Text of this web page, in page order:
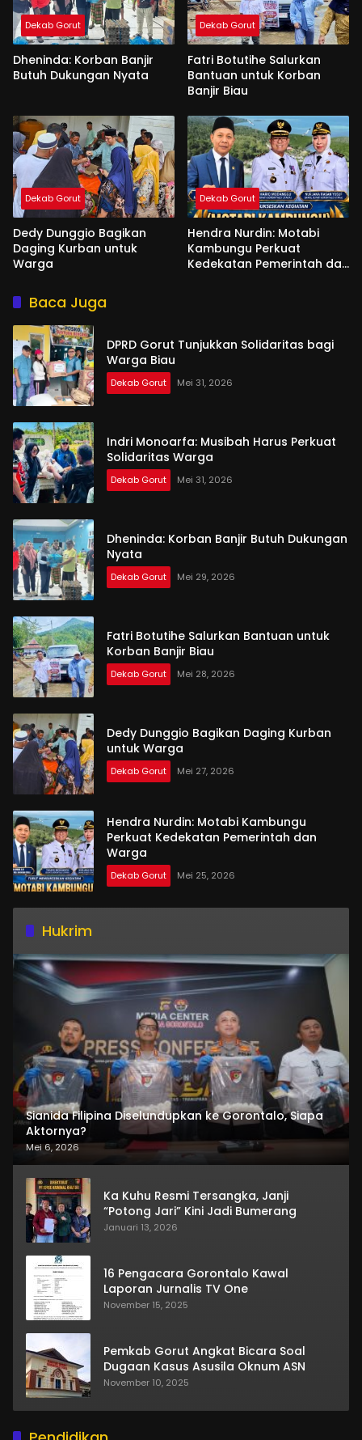
Dekab Gorut
Dheninda: Korban Banjir
Butuh Dukungan Nyata
Dekab Gorut
Fatri Botutihe Salurkan
Bantuan untuk Korban
Banjir Biau
Dekab Gorut
Dedy Dunggio Bagikan
Daging Kurban untuk
Warga
Dekab Gorut
Hendra Nurdin: Motabi
Kambungu Perkuat
Kedekatan Pemerintah dan
Baca Juga
DPRD Gorut Tunjukkan Solidaritas bagi
Warga Biau
Dekab Gorut Mei 31, 2026
Indri Monoarfa: Musibah Harus Perkuat
Solidaritas Warga
Dekab Gorut Mei 31, 2026
Dheninda: Korban Banjir Butuh Dukungan
Nyata
Dekab Gorut Mei 29, 2026
Fatri Botutihe Salurkan Bantuan untuk
Korban Banjir Biau
Dekab Gorut Mei 28, 2026
Dedy Dunggio Bagikan Daging Kurban
untuk Warga
Dekab Gorut Mei 27, 2026
Hendra Nurdin: Motabi Kambungu
Perkuat Kedekatan Pemerintah dan
Warga
Dekab Gorut Mei 25, 2026
Hukrim
Sianida Filipina Diselundupkan ke Gorontalo, Siapa
Aktornya?
Mei 6, 2026
Ka Kuhu Resmi Tersangka, Janji
“Potong Jari” Kini Jadi Bumerang
Januari 13, 2026
16 Pengacara Gorontalo Kawal
Laporan Jurnalis TV One
November 15, 2025
Pemkab Gorut Angkat Bicara Soal
Dugaan Kasus Asusila Oknum ASN
November 10, 2025